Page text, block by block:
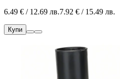
6.49 € / 12.69 лв.7.92 € / 15.49 лв.
Купи